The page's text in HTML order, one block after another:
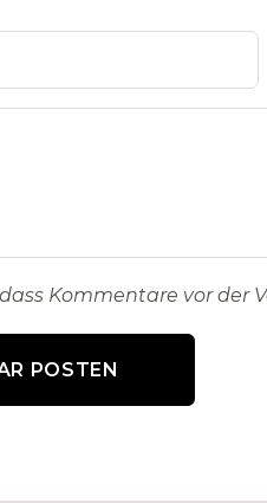
Kommentare vor der
POSTEN